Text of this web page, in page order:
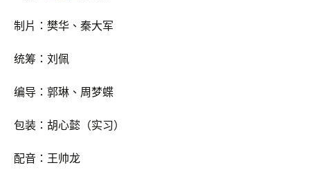
制片：樊华、秦大军
统筹：刘佩
编导：郭琳、周梦蝶
包装：胡心懿（实习）
配音：王帅龙